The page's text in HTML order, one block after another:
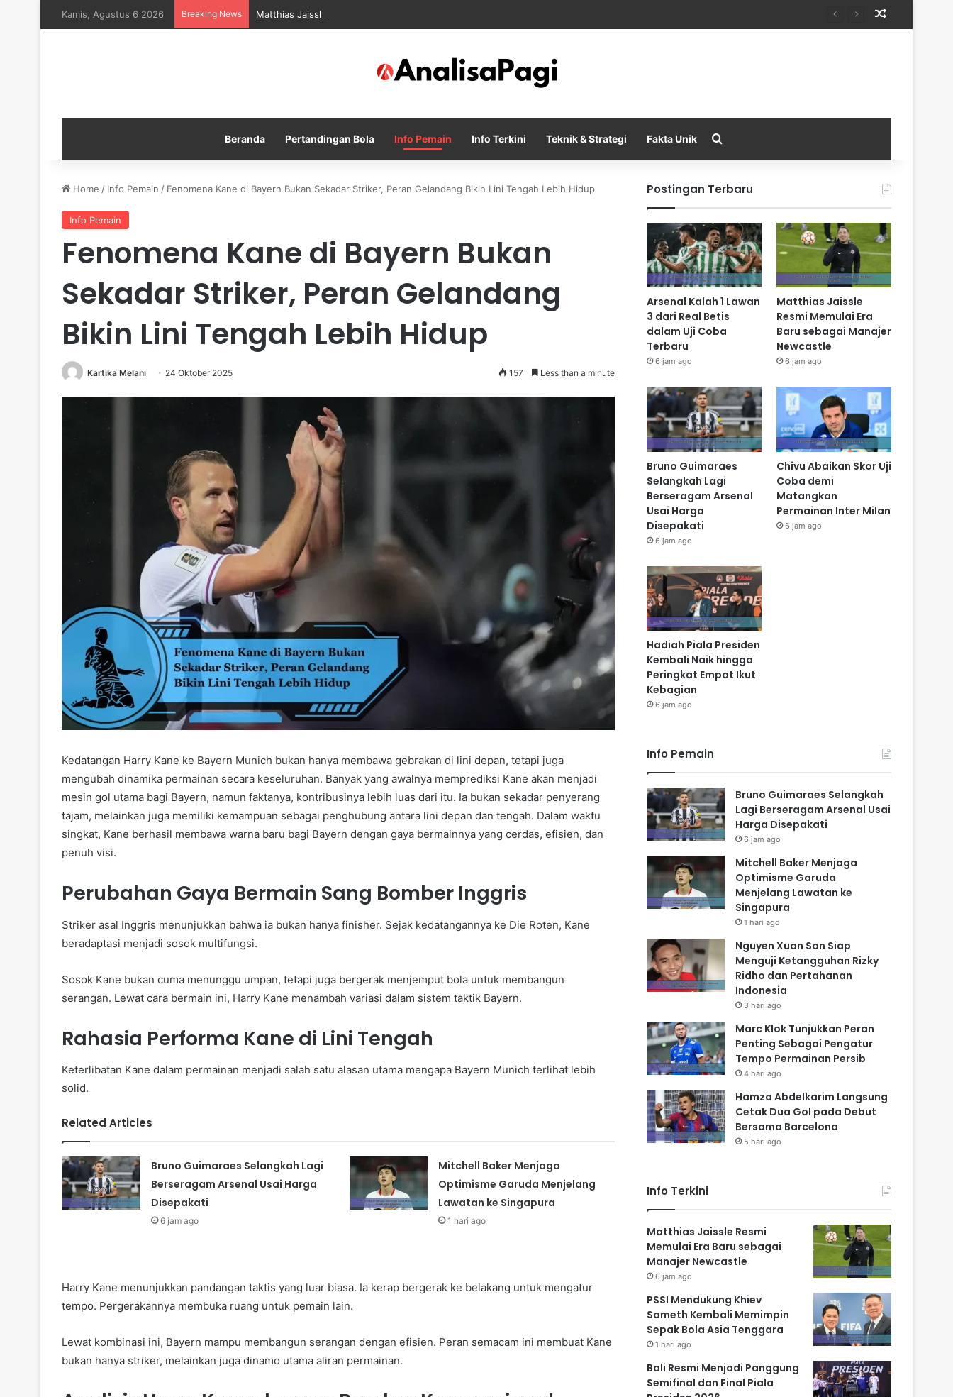
Kamis, Agustus 6 2026 Breaking News Matthias Jaissle Resmi Memulai Era Baru sebagai Manajer Newcastle
Beranda Pertandingan Bola Info Pemain Info Terkini Teknik & Strategi Fakta Unik
Home / Info Pemain / Fenomena Kane di Bayern Bukan Sekadar Striker, Peran Gelandang Bikin Lini Tengah Lebih Hidup
Info Pemain
Fenomena Kane di Bayern Bukan
Sekadar Striker, Peran Gelandang
Bikin Lini Tengah Lebih Hidup
Kartika Melani 24 Oktober 2025 157 Less than a minute
Kedatangan Harry Kane ke Bayern Munich bukan hanya membawa gebrakan di lini depan, tetapi juga
mengubah dinamika permainan secara keseluruhan. Banyak yang awalnya memprediksi Kane akan menjadi
mesin gol utama bagi Bayern, namun faktanya, kontribusinya lebih luas dari itu. Ia bukan sekadar penyerang
tajam, melainkan juga memiliki kemampuan sebagai penghubung antara lini depan dan tengah. Dalam waktu
singkat, Kane berhasil membawa warna baru bagi Bayern dengan gaya bermainnya yang cerdas, efisien, dan
penuh visi.
Perubahan Gaya Bermain Sang Bomber Inggris
Striker asal Inggris menunjukkan bahwa ia bukan hanya finisher. Sejak kedatangannya ke Die Roten, Kane
beradaptasi menjadi sosok multifungsi.
Sosok Kane bukan cuma menunggu umpan, tetapi juga bergerak menjemput bola untuk membangun
serangan. Lewat cara bermain ini, Harry Kane menambah variasi dalam sistem taktik Bayern.
Rahasia Performa Kane di Lini Tengah
Keterlibatan Kane dalam permainan menjadi salah satu alasan utama mengapa Bayern Munich terlihat lebih
solid.
Related Articles
Bruno Guimaraes Selangkah Lagi
Berseragam Arsenal Usai Harga
Disepakati
6 jam ago
Mitchell Baker Menjaga
Optimisme Garuda Menjelang
Lawatan ke Singapura
1 hari ago
Harry Kane menunjukkan pandangan taktis yang luar biasa. Ia kerap bergerak ke belakang untuk mengatur
tempo. Pergerakannya membuka ruang untuk pemain lain.
Lewat kombinasi ini, Bayern mampu membangun serangan dengan efisien. Peran semacam ini membuat Kane
bukan hanya striker, melainkan juga dinamo utama aliran permainan.
Postingan Terbaru
Arsenal Kalah 1 Lawan
3 dari Real Betis
dalam Uji Coba
Terbaru
6 jam ago
Matthias Jaissle
Resmi Memulai Era
Baru sebagai Manajer
Newcastle
6 jam ago
Bruno Guimaraes
Selangkah Lagi
Berseragam Arsenal
Usai Harga
Disepakati
6 jam ago
Chivu Abaikan Skor Uji
Coba demi
Matangkan
Permainan Inter Milan
6 jam ago
Hadiah Piala Presiden
Kembali Naik hingga
Peringkat Empat Ikut
Kebagian
6 jam ago
Info Pemain
Bruno Guimaraes Selangkah
Lagi Berseragam Arsenal Usai
Harga Disepakati
6 jam ago
Mitchell Baker Menjaga
Optimisme Garuda
Menjelang Lawatan ke
Singapura
1 hari ago
Nguyen Xuan Son Siap
Menguji Ketangguhan Rizky
Ridho dan Pertahanan
Indonesia
3 hari ago
Marc Klok Tunjukkan Peran
Penting Sebagai Pengatur
Tempo Permainan Persib
4 hari ago
Hamza Abdelkarim Langsung
Cetak Dua Gol pada Debut
Bersama Barcelona
5 hari ago
Info Terkini
Matthias Jaissle Resmi
Memulai Era Baru sebagai
Manajer Newcastle
6 jam ago
PSSI Mendukung Khiev
Sameth Kembali Memimpin
Sepak Bola Asia Tenggara
1 hari ago
Bali Resmi Menjadi Panggung
Semifinal dan Final Piala